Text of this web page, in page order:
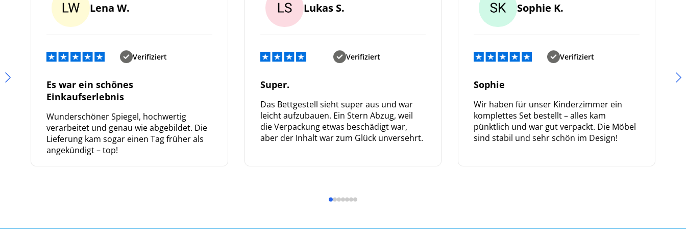
Lena W.
Verifiziert
Es war ein schönes
Einkaufserlebnis
Wunderschöner Spiegel, hochwertig
verarbeitet und genau wie abgebildet. Die
Lieferung kam sogar einen Tag früher als
angekündigt – top!
Lukas S.
Verifiziert
Super.
Das Bettgestell sieht super aus und war
leicht aufzubauen. Ein Stern Abzug, weil
die Verpackung etwas beschädigt war,
aber der Inhalt war zum Glück unversehrt.
Sophie K.
Verifiziert
Sophie
Wir haben für unser Kinderzimmer ein
komplettes Set bestellt – alles kam
pünktlich und war gut verpackt. Die Möbel
sind stabil und sehr schön im Design!
Jetzt
auf Ihre erste Bestellung sichern!
Meinen Code senden
Bleiben Sie auf dem Laufenden über Neuigkeiten und Angebote.